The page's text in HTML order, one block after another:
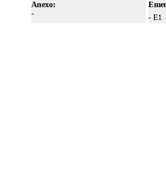
Anexo:
-
- E1